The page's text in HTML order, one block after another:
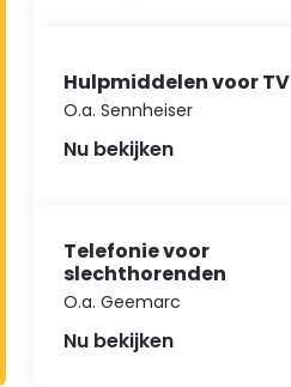
Hulpmiddelen voor TV
O.a. Sennheiser
Nu bekijken
Telefonie voor
slechthorenden
O.a. Geemarc
Nu bekijken